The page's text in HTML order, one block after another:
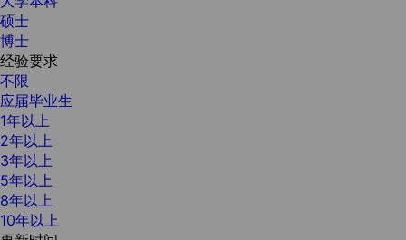
硕士
博士
经验要求
不限
应届毕业生
1年以上
2年以上
3年以上
5年以上
8年以上
10年以上